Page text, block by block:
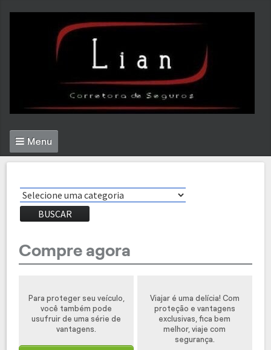
Menu
BUSCAR
Compre agora
Para proteger seu veículo,
você também pode
usufruir de uma série de
vantagens.
Viajar é uma delícia! Com
proteção e vantagens
exclusivas, fica bem
melhor, viaje com
segurança.